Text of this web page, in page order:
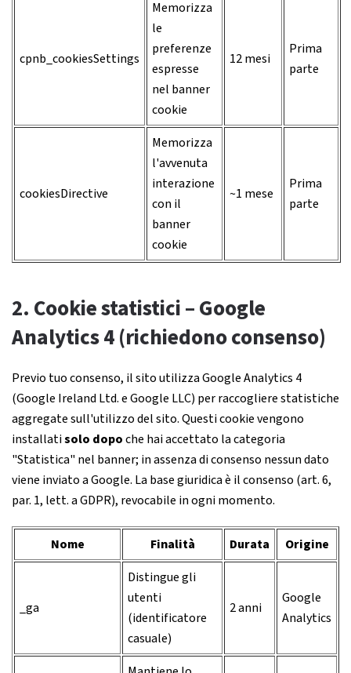
cpnb_cookiesSettings
Memorizza
le
preferenze
espresse
nel banner
cookie
12 mesi
Prima
parte
cookiesDirective
Memorizza
l'avvenuta
interazione
con il
banner
cookie
~1 mese
Prima
parte
2. Cookie statistici – Google
Analytics 4 (richiedono consenso)
Previo tuo consenso, il sito utilizza Google Analytics 4
(Google Ireland Ltd. e Google LLC) per raccogliere statistiche
aggregate sull'utilizzo del sito. Questi cookie vengono
installatisolo dopoche hai accettato la categoria
"Statistica" nel banner; in assenza di consenso nessun dato
viene inviato a Google. La base giuridica è il consenso (art. 6,
par. 1, lett. a GDPR), revocabile in ogni momento.
Nome Finalità Durata Origine
_ga
Distingue gli
utenti
(identificatore
casuale)
2 anni
Google
Analytics